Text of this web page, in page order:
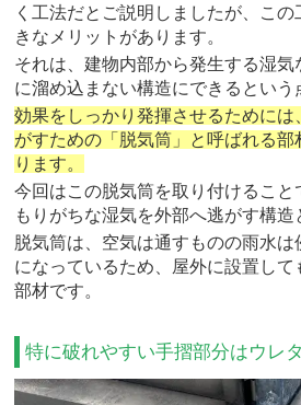
く工法だとご説明しましたが、こ
きなメリットがあります。
それは、建物内部から発生する湿気
に溜め込まない構造にできるという
効果をしっかり発揮させるためには
がすための「脱気筒」と呼ばれる
ります。
今回はこの脱気筒を取り付けること
もりがちな湿気を外部へ逃がす構造
脱気筒は、空気は通すものの雨水
になっているため、屋外に設置して
部材です。
特に破れやすい手摺部分はウレ